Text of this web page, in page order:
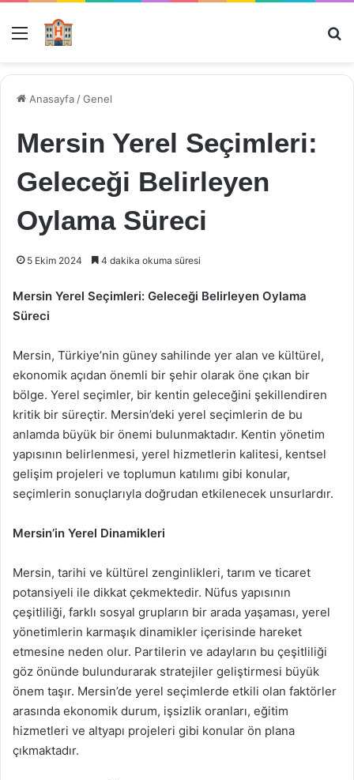
Menü
Anasayfa /Genel
Mersin Yerel Seçimleri:
Geleceği Belirleyen
Oylama Süreci
5 Ekim 2024 4 dakika okuma süresi
Mersin Yerel Seçimleri: Geleceği Belirleyen Oylama
Süreci
Mersin, Türkiye’nin güney sahilinde yer alan ve kültürel,
ekonomik açıdan önemli bir şehir olarak öne çıkan bir
bölge. Yerel seçimler, bir kentin geleceğini şekillendiren
kritik bir süreçtir. Mersin’deki yerel seçimlerin de bu
anlamda büyük bir önemi bulunmaktadır. Kentin yönetim
yapısının belirlenmesi, yerel hizmetlerin kalitesi, kentsel
gelişim projeleri ve toplumun katılımı gibi konular,
seçimlerin sonuçlarıyla doğrudan etkilenecek unsurlardır.
Mersin’in Yerel Dinamikleri
Mersin, tarihi ve kültürel zenginlikleri, tarım ve ticaret
potansiyeli ile dikkat çekmektedir. Nüfus yapısının
çeşitliliği, farklı sosyal grupların bir arada yaşaması, yerel
yönetimlerin karmaşık dinamikler içerisinde hareket
etmesine neden olur. Partilerin ve adayların bu çeşitliliği
göz önünde bulundurarak stratejiler geliştirmesi büyük
önem taşır. Mersin’de yerel seçimlerde etkili olan faktörler
arasında ekonomik durum, işsizlik oranları, eğitim
hizmetleri ve altyapı projeleri gibi konular ön plana
çıkmaktadır.